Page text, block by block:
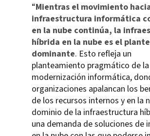
“Mientras el movimiento
infraestructura informática
en la nube continúa, la
híbrida en la nube es el
dominante. Esto refleja un
planteamiento pragmático de la
modernización informática,
organizaciones apalancan los
de los recursos internos y en la
dominio de la infraestructura
una demanda de soluciones de